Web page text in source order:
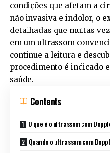
condições que afetam a
não invasiva e indolor, o
detalhadas que muitas
em um ultrassom
continue a leitura e
procedimento é indicado
saúde.
Contents
O que é o ultrassom com
Quando o ultrassom com